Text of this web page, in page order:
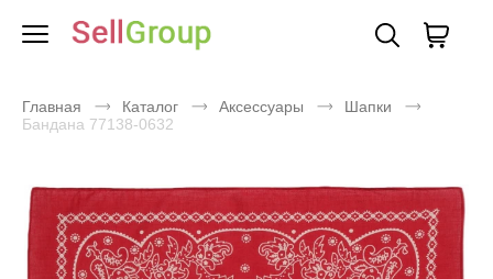
Главная Каталог Аксессуары
Шапки
Бандана 77138-0632